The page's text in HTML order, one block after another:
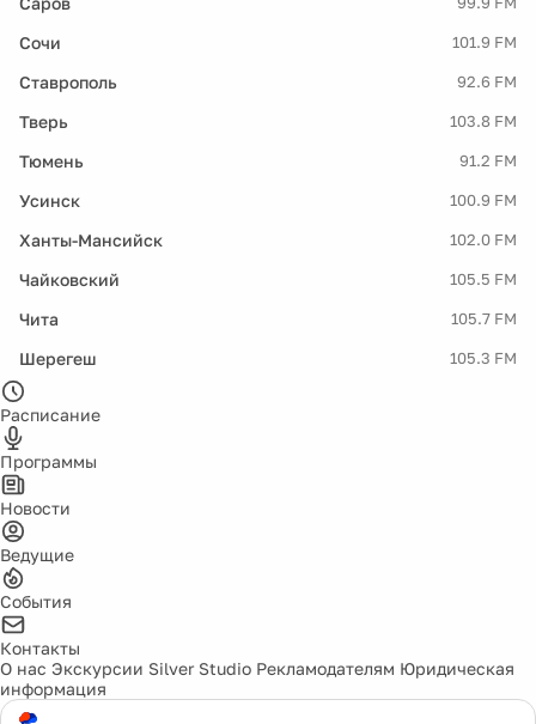
Сочи 101.9 FM
Ставрополь 92.6 FM
Тверь 103.8 FM
Тюмень 91.2 FM
Усинск 100.9 FM
Ханты-Мансийск 102.0 FM
Чайковский 105.5 FM
Чита 105.7 FM
Шерегеш 105.3 FM
Расписание
Программы
Новости
Ведущие
События
Контакты
О нас Экскурсии Silver Studio Рекламодателям Юридическая
информация